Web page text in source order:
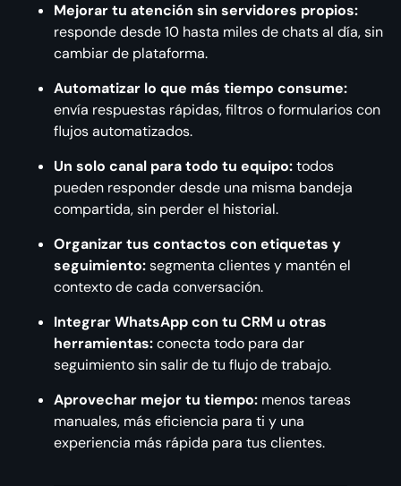
Mejorar tu atención sin servidores propios:
responde desde 10 hasta miles de chats al día, sin
cambiar de plataforma.
Automatizar lo que más tiempo consume:
envía respuestas rápidas, filtros o formularios con
flujos automatizados.
Un solo canal para todo tu equipo:todos
pueden responder desde una misma bandeja
compartida, sin perder el historial.
Organizar tus contactos con etiquetas y
seguimiento:segmenta clientes y mantén el
contexto de cada conversación.
Integrar WhatsApp con tu CRM u otras
herramientas:conecta todo para dar
seguimiento sin salir de tu flujo de trabajo.
Aprovechar mejor tu tiempo: menos tareas
manuales, más eficiencia para ti y una
experiencia más rápida para tus clientes.